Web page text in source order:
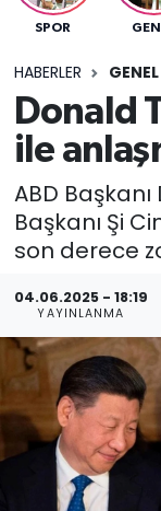
SPOR
HABERLER GENEL
Donald
ile
ABD
Başkanı Şi
son derece
04.06.2025 - 18:19
YAYINLANMA
SAĞLIK
EĞİTİM
SİYASET
MAGAZİN
Süper Lig
Tüm
Son
Haber